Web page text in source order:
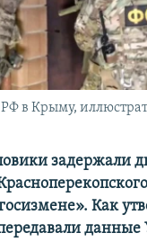
КРЫМА
RL
в Крыму,
задержали
Как
данные